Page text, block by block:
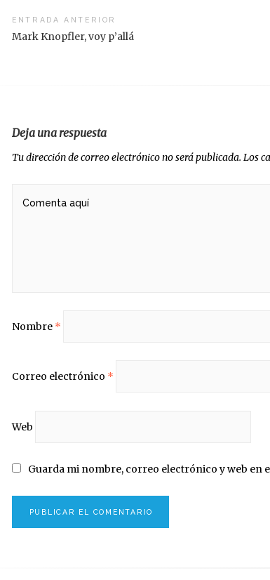
ENTRADA ANTERIOR
Mark Knopfler, voy p’allá
Deja una respuesta
Tu dirección de correo electrónico no será publicada. Los
Nombre *
Correo electrónico *
Web
Guarda mi nombre, correo electrónico y web en